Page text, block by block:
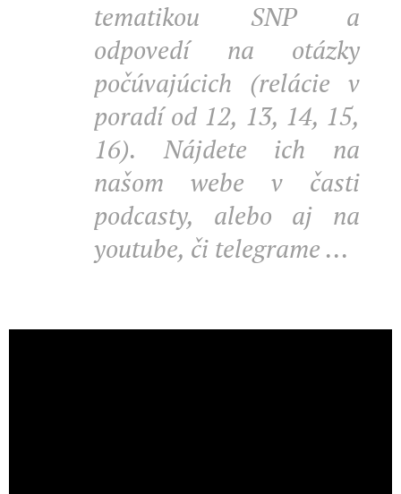
tematikou SNP a
odpovedí na otázky
počúvajúcich (relácie v
poradí od 12, 13, 14, 15,
16). Nájdete ich na
našom webe v časti
podcasty, alebo aj na
youtube, či telegrame ...